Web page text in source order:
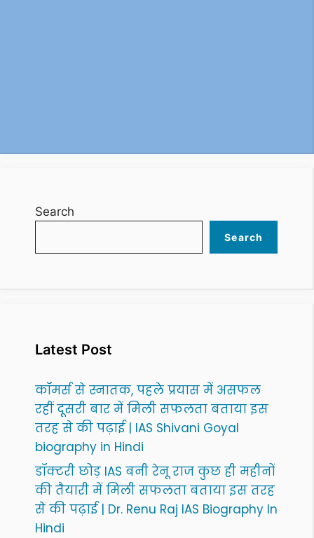
Search
Search
Latest Post
कॉमर्स से स्नातक, पहले प्रयास में असफल
रहीं दूसरी बार में मिली सफलता बताया इस
तरह से की पढ़ाई | IAS Shivani Goyal
biography in Hindi
डॉक्टरी छोड़ IAS बनी रेनू राज कुछ ही महीनों
की तैयारी में मिली सफलता बताया इस तरह
से की पढ़ाई | Dr. Renu Raj IAS Biography In
Hindi